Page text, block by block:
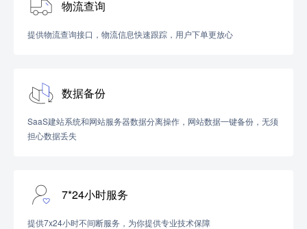
物流查询
提供物流查询接口，物流信息快速跟踪，用户下单更放心
数据备份
SaaS建站系统和网站服务器数据分离操作，网站数据一键备份，无须
担心数据丢失
7*24小时服务
提供7x24小时不间断服务，为你提供专业技术保障